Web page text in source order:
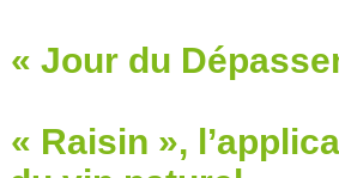
« Jour du
« Raisin »,